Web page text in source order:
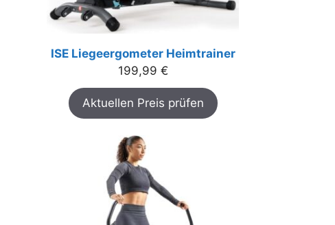
ISE Liegeergometer Heimtrainer
199,99 €
Aktuellen Preis prüfen